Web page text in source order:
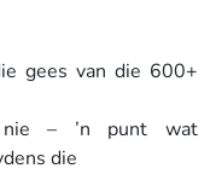
gees van die 600+
nie – ’n punt wat
die